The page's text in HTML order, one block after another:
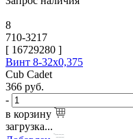
8
710-3217
[ 16729280 ]
Винт 8-32х0,375
Cub Cadet
366 руб.
-
в корзину
загрузка...